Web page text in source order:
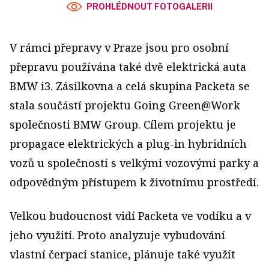
PROHLÉDNOUT FOTOGALERII
V rámci přepravy v Praze jsou pro osobní
přepravu používána také dvě elektrická auta
BMW i3. Zásilkovna a celá skupina Packeta se
stala součástí projektu Going Green@Work
společnosti BMW Group. Cílem projektu je
propagace elektrických a plug-in hybridních
vozů u společností s velkými vozovými parky a
odpovědným přístupem k životnímu prostředí.
Velkou budoucnost vidí Packeta ve vodíku a v
jeho využití. Proto analyzuje vybudování
vlastní čerpací stanice, plánuje také využít